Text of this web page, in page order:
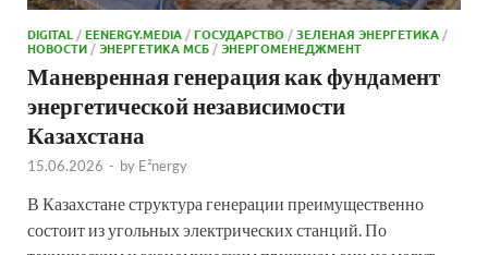
DIGITAL /EENERGY.MEDIA /ГОСУДАРСТВО /ЗЕЛЕНАЯ ЭНЕРГЕТИКА /
НОВОСТИ /ЭНЕРГЕТИКА МСБ /ЭНЕРГОМЕНЕДЖМЕНТ
Маневренная генерация как фундамент
энергетической независимости
Казахстана
15.06.2026 - by E²nergy
В Казахстане структура генерации преимущественно
состоит из угольных электрических станций. По